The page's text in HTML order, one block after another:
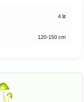
4 lit
120-150 cm